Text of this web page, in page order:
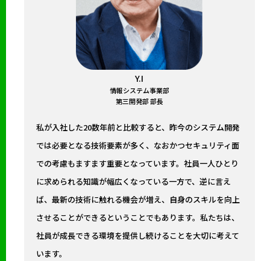
Y.I
情報システム事業部
第三開発部 部長
私が入社した20数年前と比較すると、昨今のシステム開発
では必要となる技術要素が多く、なおかつセキュリティ面
での考慮もますます重要となっています。社員一人ひとり
に求められる知識が幅広くなっている一方で、逆に言え
ば、最新の技術に触れる機会が増え、自身のスキルを向上
させることができるということでもあります。私たちは、
社員が成長できる環境を提供し続けることを大切に考えて
います。